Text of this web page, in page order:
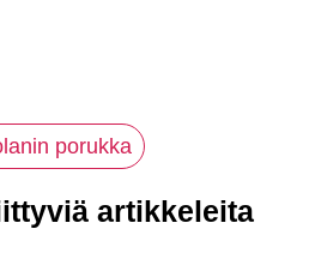
porukka
artikkeleita